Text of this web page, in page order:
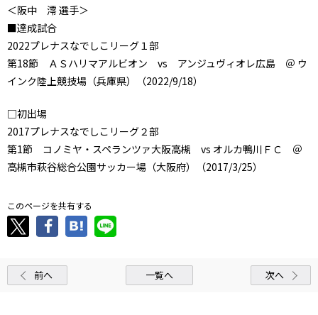
＜阪中 澪 選手＞
■達成試合
2022プレナスなでしこリーグ１部
第18節 ＡＳハリマアルビオン vs アンジュヴィオレ広島 ＠ ウ
インク陸上競技場（兵庫県）（2022/9/18）
□初出場
2017プレナスなでしこリーグ２部
第1節 コノミヤ・スペランツァ大阪高槻 vs オルカ鴨川ＦＣ ＠
高槻市萩谷総合公園サッカー場（大阪府）（2017/3/25）
このページを共有する
前へ 一覧へ 次へ